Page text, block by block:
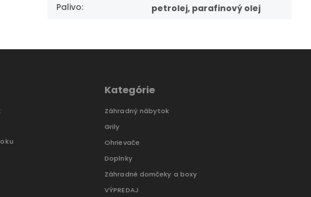
Palivo: petrolej, parafinový olej
Kategórie
Záhradný nábytok
Grily
Ohrievače
Doplnky
Záhradné domčeky a boxy
VÝPREDAJ